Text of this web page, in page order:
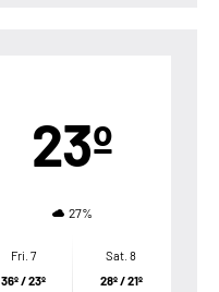
23º
27%
Fri. 7
36º / 23º
Sat. 8
28º / 21º